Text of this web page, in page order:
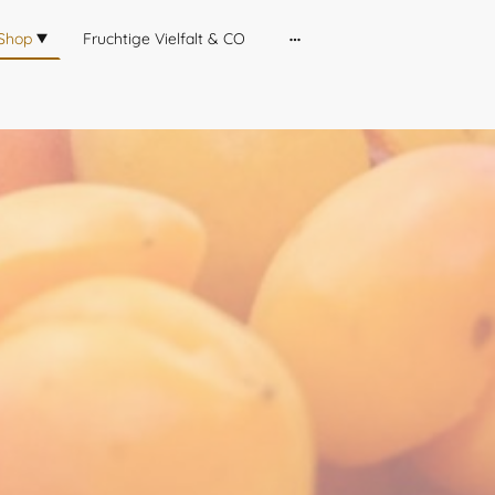
Fruchtige Vielfalt & CO